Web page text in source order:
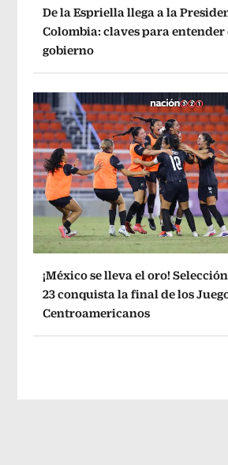
De la Espriella llega a la
Colombia: claves para entender
gobierno
¡México se lleva el oro!
23 conquista la final de los
Centroamericanos